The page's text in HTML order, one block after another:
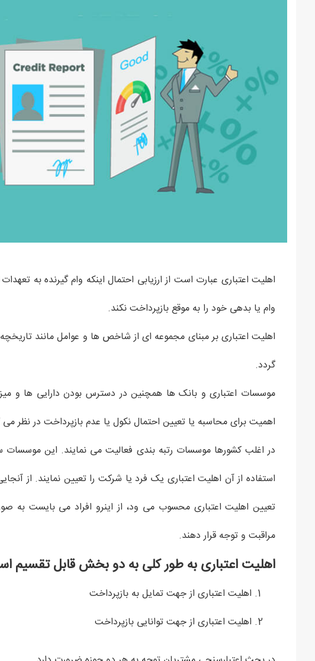
اهلیت اعتباری عبارت است از ارزیابی احتمال اینکه وام گیرنده به
وام یا بدهی خود را به موقع بازپرداخت نکند.
اهلیت اعتباری بر مبنای مجموعه ای از شاخص ها و عوامل مانند
گردد.
موسسات اعتباری و بانک ها همچنین در دسترس بودن دارایی ها و
اهمیت برای محاسبه یا تعیین احتمال نکول یا عدم بازپرداخت در نظر می
در اغلب کشورها موسسات رتبه بندی فعالیت می نمایند. این موسسات
استفاده از آن اهلیت اعتباری یک فرد یا شرکت را تعیین نمایند. از
تعیین اهلیت اعتباری محسوب می ود، از اینرو افراد می بایست به
مراقبت و توجه قرار دهند.
اهلیت اعتباری به طور کلی به دو بخش قابل تقسیم
اهلیت اعتباری از جهت تمایل به بازپرداخت
اهلیت اعتباری از جهت توانایی بازپرداخت